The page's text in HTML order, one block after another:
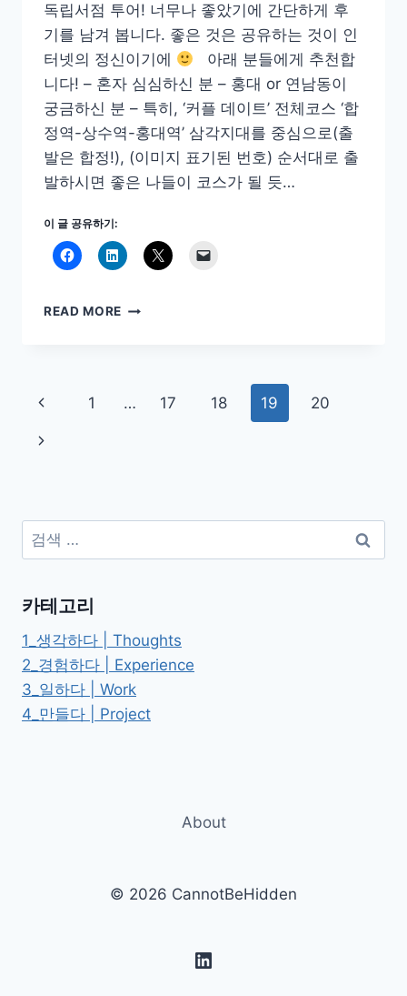
독립서점 투어! 너무나 좋았기에 간단하게 후
기를 남겨 봅니다. 좋은 것은 공유하는 것이 인
터넷의 정신이기에
아래 분들에게 추천합
니다! – 혼자 심심하신 분 – 홍대 or 연남동이
궁금하신 분 – 특히, ‘커플 데이트’ 전체코스 ‘합
정역-상수역-홍대역’ 삼각지대를 중심으로(출
발은 합정!), (이미지 표기된 번호) 순서대로 출
발하시면 좋은 나들이 코스가 될 듯…
이 글 공유하기:
READ MORE 홍
콘
츠
Page
navigation
Previous
Page
1 … 17 18 19 20
Next
검
색:
카테고리
1_생각하다 | Thoughts
2_경험하다 | Experience
3_일하다 | Work
4_만들다 | Project
About
© 2026 CannotBeHidden
LinkedIn